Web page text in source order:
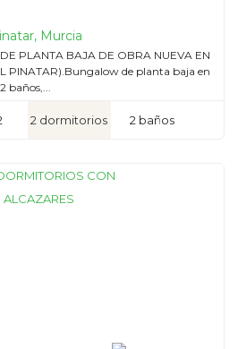
Murcia
PLANTA BAJA DE OBRA NUEVA EN
PINATAR).Bungalow de planta baja en
baños,...
2 dormitorios 2 baños